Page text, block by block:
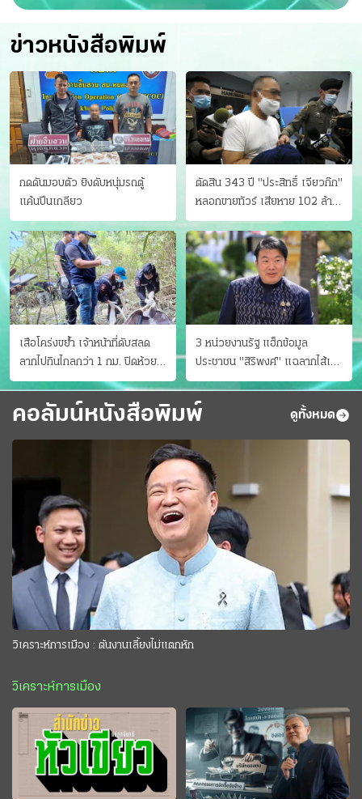
ข่าวหนังสือพิมพ์
กดดันมอบตัว ยิงดับหนุ่มรถตู้
แค้นปีนเกลียว
ตัดสิน 343 ปี "ประสิทธิ์ เจียวก๊ก"
หลอกขายทัวร์ เสียหาย 102 ล้าน
มีเหยื่อ 173 คน
เสือโคร่งขย้ำ เจ้าหน้าที่ดับสลด
ลากไปกินไกลกว่า 1 กม. ปิดห้วย
ขาแข้งชั่วคราว
3 หน่วยงานรัฐ แฮ็กข้อมูล
ประชาชน "สิริพงศ์" แฉลากไส้เอง
"หนู" กอด "หนิม" สยบลือ
คอลัมน์หนังสือพิมพ์ ดูทั้งหมด
วิเคราะห์การเมือง : ต้นงานเลี้ยงไม่แตกหัก
วิเคราะห์การเมือง